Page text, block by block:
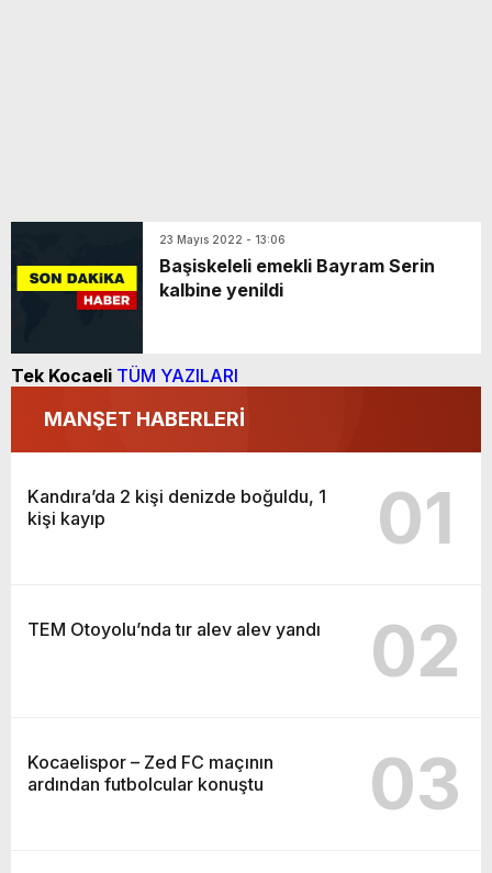
23 Mayıs 2022 - 13:06
Başiskeleli emekli Bayram Serin
kalbine yenildi
Tek Kocaeli TÜM YAZILARI
MANŞET HABERLERİ
Kandıra’da 2 kişi denizde boğuldu, 1
kişi kayıp
01
TEM Otoyolu’nda tır alev alev yandı 02
Kocaelispor – Zed FC maçının
ardından futbolcular konuştu
03